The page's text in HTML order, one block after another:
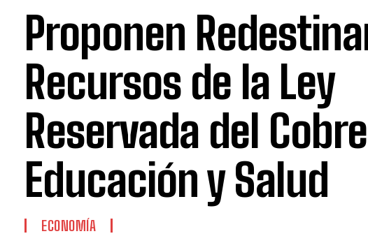
Proponen
Recursos de la Ley
Reservada del
Educación y Salud
ECONOMÍA